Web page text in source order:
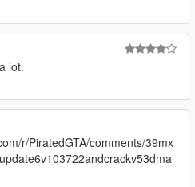
lot.
r/PiratedGTA/comments/39mx